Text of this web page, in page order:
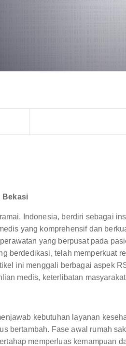
Bekasi
Indonesia, berdiri sebagai
yang komprehensif dan
yang berpusat pada
berdedikasi, telah memperkuat
ini menggali berbagai aspek
medis, keterlibatan
kebutuhan layanan
bertambah. Fase awal rumah
memperluas kemampuan